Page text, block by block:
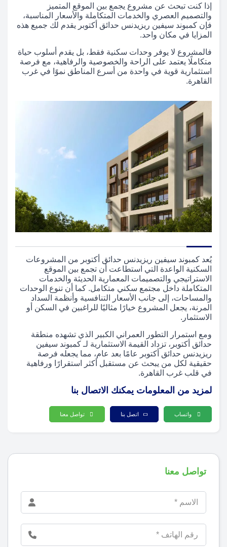
إذا كنت تبحث عن مشروع يجمع بين الموقع المتميز
والتصميم العصري والخدمات المتكاملة والأسعار المناسبة،
فإن كمبوند سيفين ريزيدنس حدائق أكتوبر يقدم لك جميع هذه
المزايا في مكان واحد.
فالمشروع لا يوفر وحدات سكنية فقط، بل يقدم أسلوب حياة
متكاملًا يعتمد على الراحة والخصوصية والرفاهية، مع فرصة
استثمارية قوية في واحدة من أسرع المناطق نموًا في غرب
القاهرة.
يُعد كمبوند سيفين ريزيدنس حدائق أكتوبر من المشروعات
السكنية الواعدة التي استطاعت أن تجمع بين الموقع
الاستراتيجي والتصميمات المعمارية الحديثة والخدمات
المتكاملة داخل مجتمع سكني متكامل. كما أن تنوع الوحدات
والمساحات، إلى جانب الأسعار التنافسية وأنظمة السداد
المرنة، يجعل المشروع خيارًا مثاليًا للراغبين في السكن أو
الاستثمار.
ومع استمرار التطور العمراني الكبير الذي تشهده منطقة
حدائق أكتوبر، تزداد القيمة الاستثمارية لـ كمبوند سيفين
ريزيدنس حدائق أكتوبر عامًا بعد عام، مما يجعله فرصة
حقيقية لكل من يبحث عن مستقبل أكثر استقرارًا ورفاهية
في قلب غرب القاهرة.
لمزيد من المعلومات يمكنك الاتصال بنا
واتساب اتصل بنا تواصل معنا
تواصل معنا